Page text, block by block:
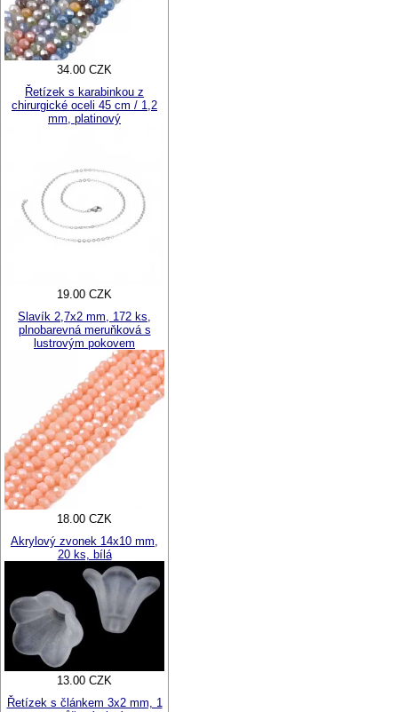
34.00 CZK
Řetízek s karabinkou z
chirurgické oceli 45 cm / 1,2
mm, platinový
19.00 CZK
Slavík 2,7x2 mm, 172 ks,
plnobarevná meruňková s
lustrovým pokovem
18.00 CZK
Akrylový zvonek 14x10 mm,
20 ks, bílá
13.00 CZK
Řetízek s článkem 3x2 mm, 1